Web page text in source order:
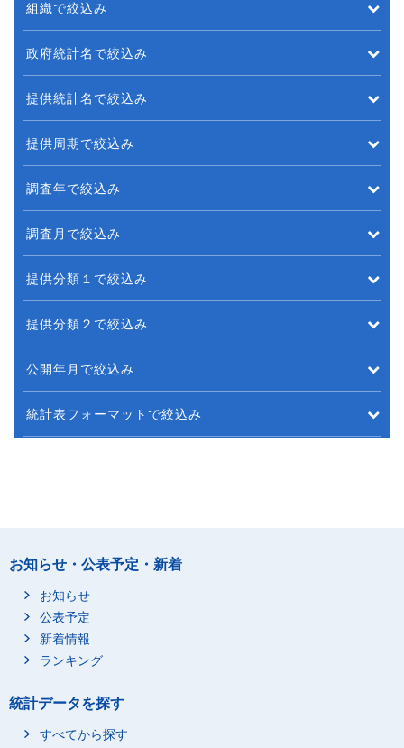
組織で絞込み
政府統計名で絞込み
提供統計名で絞込み
提供周期で絞込み
調査年で絞込み
調査月で絞込み
提供分類１で絞込み
提供分類２で絞込み
公開年月で絞込み
統計表フォーマットで絞込み
お知らせ・公表予定・新着
お知らせ
公表予定
新着情報
ランキング
統計データを探す
すべてから探す